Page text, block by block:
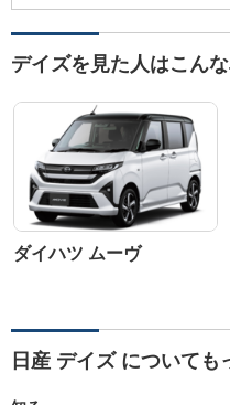
デイズを見た人はこん
ダイハツ ムーヴ
日産 デイズ についても